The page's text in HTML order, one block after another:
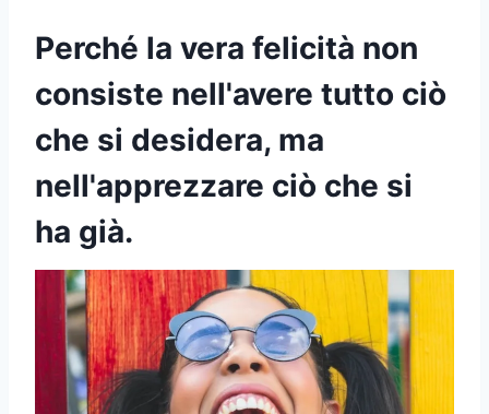
Perché la vera felicità non
consiste nell'avere tutto ciò
che si desidera, ma
nell'apprezzare ciò che si
ha già.